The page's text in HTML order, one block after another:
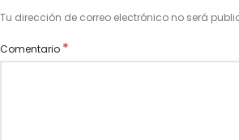
Tu dirección de correo electrónico no será
Comentario *